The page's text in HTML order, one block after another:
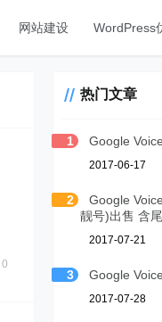
网站建设 WordPress
0
热门文章
1 Google
2017-06-17
2
Google
靓号)出售 含
2017-07-21
3 Google
2017-07-28